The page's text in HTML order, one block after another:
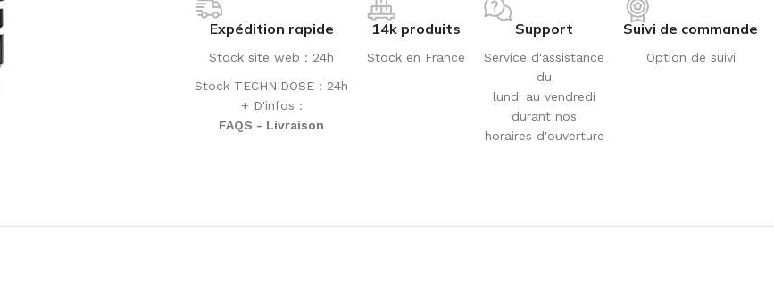
Expédition rapide
Stock site web : 24h
Stock TECHNIDOSE : 24h
+ D'infos :
FAQS - Livraison
14k produits
Stock en France
Support
Service d'assistance
du
lundi au vendredi
durant nos
horaires d'ouverture
Suivi de commande
Option de suivi